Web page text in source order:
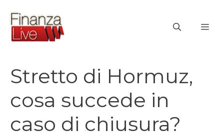
contenuto
Stretto di Hormuz,
cosa succede in
caso di chiusura?